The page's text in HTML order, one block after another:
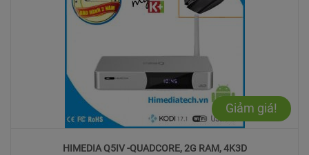
Giảm giá!
HIMEDIA Q5IV -QUADCORE, 2G RAM, 4K3D